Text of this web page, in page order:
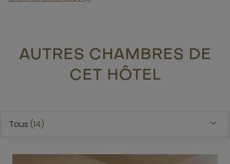
AUTRES CHAMBRES DE
CET HÔTEL
Tous 14